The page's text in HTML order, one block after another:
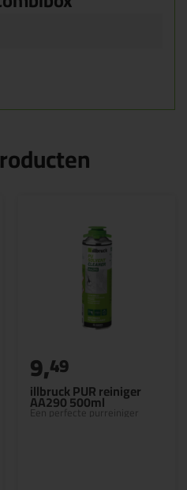
illbruck PUR reiniger
AA290 500ml
Een perfecte purreiniger
9,49